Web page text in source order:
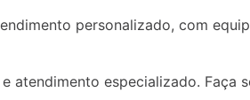
personalizado, com
atendimento especializado. Faça